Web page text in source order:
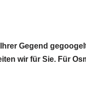
Gegend
wir für Sie. Für